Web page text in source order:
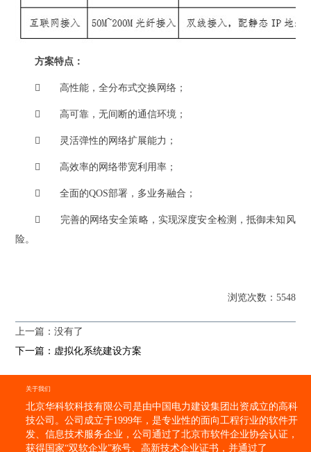
方案特点：
 高性能，全分布式交换网络；
 高可靠，无间断的通信环境；
 灵活弹性的网络扩展能力；
 高效率的网络带宽利用率；
 全面的QOS部署，多业务融合；

完善的网络安全策略，实现深度安全检测，抵御未知风
险。
浏览次数：5548
上一篇：没有了
下一篇：虚拟化系统建设方案
关于我们
北京华科软科技有限公司是由中国电力建设集团出资成立的高科
技公司。公司成立于1999年，是专业性的面向工程行业的软件开
发、信息技术服务企业，公司通过了北京市软件企业协会认证，
获得国家“双软企业”称号、高新技术企业证书，并通过了